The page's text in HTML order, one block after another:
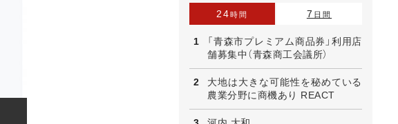
24時間 7 日間
「青森市プレミアム商品券」利用店
舗募集中（青森商工会議所）
大地は大きな可能性を秘めている
農業分野に商機あり REACT